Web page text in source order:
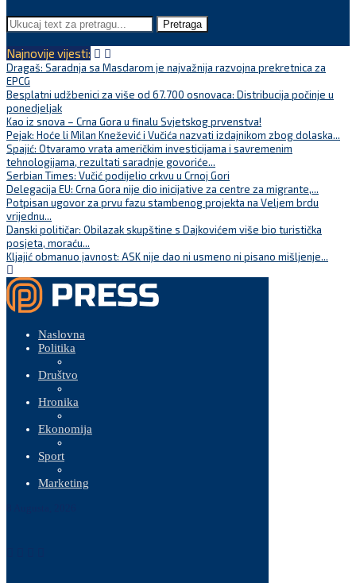
Pretraga
Najnovije vijesti:
Dragaš: Saradnja sa Masdarom je najvažnija razvojna prekretnica za
EPCG
Besplatni udžbenici za više od 67.700 osnovaca: Distribucija počinje u
ponedjeljak
Kao iz snova – Crna Gora u finalu Svjetskog prvenstva!
Pejak: Hoće li Milan Knežević i Vučića nazvati izdajnikom zbog dolaska...
Spajić: Otvaramo vrata američkim investicijama i savremenim
tehnologijama, rezultati saradnje govoriće...
Serbian Times: Vučić podijelio crkvu u Crnoj Gori
Delegacija EU: Crna Gora nije dio inicijative za centre za migrante,...
Potpisan ugovor za prvu fazu stambenog projekta na Veljem brdu
vrijednu...
Danski političar: Obilazak skupštine s Dajkovićem više bio turistička
posjeta, moraću...
Kljajić obmanuo javnost: ASK nije dao ni usmeno ni pisano mišljenje...
Naslovna
Politika
Društvo
Hronika
Ekonomija
Sport
Marketing